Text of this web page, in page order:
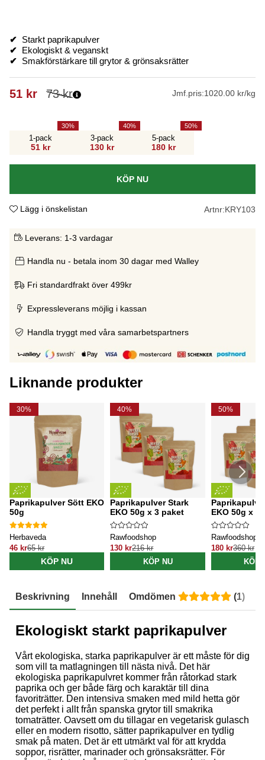
✔ Starkt paprikapulver
✔
Ekologiskt & veganskt
✔ Smakförstärkare till grytor & grönsaksrätter
73kr
51 kr Jmf.pris:1020.00 kr/kg
1-pack
51 kr
30
3-pack
130 kr
40
5-pack
180 kr
50
KÖP NU
Lägg i önskelistan Artnr:KRY103
Leverans: 1-3 vardagar
Handla nu - betala inom 30 dagar med Walley
Fri standardfrakt över 499kr
Expressleverans möjlig i kassan
Handla tryggt med våra samarbetspartners
Liknande produkter
30%
Paprikapulver Sött EKO
50g
Herbaveda
46 kr65 kr
KÖP NU
40%
Paprikapulver Stark
EKO 50g x 3 paket
Rawfoodshop
130 kr216 kr
KÖP NU
50%
EKO 50g x 5
Rawfoodshop
180 kr360 kr
KÖP
Beskrivning Innehåll Omdömen (1)
Ekologiskt starkt paprikapulver
Vårt ekologiska, starka paprikapulver är ett måste för dig
som vill ta matlagningen till nästa nivå. Det här
ekologiska paprikapulvret kommer från råtorkad stark
paprika och ger både färg och karaktär till dina
favoriträtter. Den intensiva smaken med mild hetta gör
det perfekt i allt från spanska grytor till smakrika
tomaträtter. Oavsett om du tillagar en vegetarisk gulasch
eller en modern risotto, sätter paprikapulver en tydlig
smak på maten. Det är ett utmärkt val för att krydda
soppor, risrätter, marinader och grönsaksrätter. För